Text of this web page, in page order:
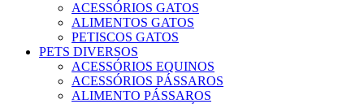
ACESSÓRIOS GATOS
ALIMENTOS GATOS
PETISCOS GATOS
PETS DIVERSOS
ACESSÓRIOS EQUINOS
ACESSÓRIOS PÁSSAROS
ALIMENTO PÁSSAROS